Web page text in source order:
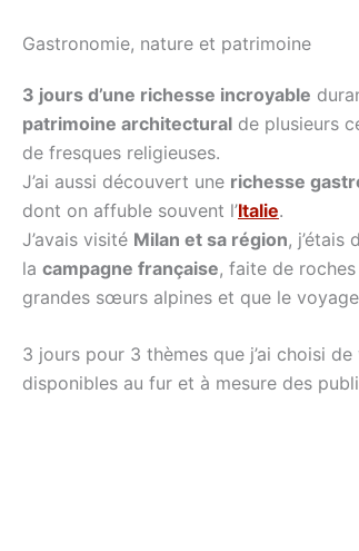
Gastronomie, nature et patrimoine
3 jours d’une richesse incroyable
patrimoine architectural de plusieurs
de fresques religieuses.
J’ai aussi découvert une richesse
dont on affuble souvent l’Italie.
J’avais visité Milan et sa région, j’étais
la campagne française, faite de
grandes sœurs alpines et que le
3 jours pour 3 thèmes que j’ai choisi
disponibles au fur et à mesure des